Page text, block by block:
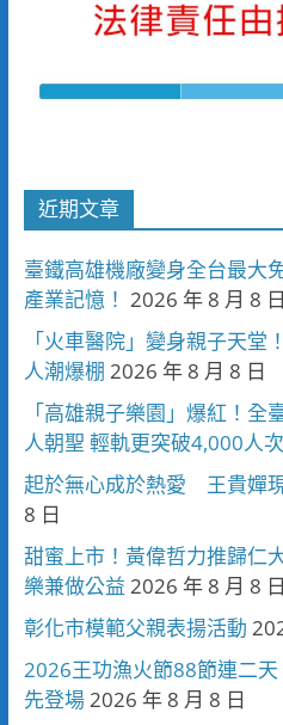
近期文章
臺鐵高雄機廠變身全台最大
產業記憶！ 2026 年 8 月 8 日
「火車醫院」變身親子天
人潮爆棚 2026 年 8 月 8 日
「高雄親子樂園」爆紅！
人朝聖 輕軌更突破4,000人次
起於無心成於熱愛 王貴嬋
8 日
甜蜜上市！黃偉哲力推歸仁
樂兼做公益 2026 年 8 月 8 日
彰化市模範父親表揚活動
2026王功漁火節88節連二
先登場 2026 年 8 月 8 日